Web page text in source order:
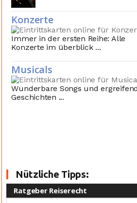
Konzerte
Immer in der ersten Reihe: Alle
Konzerte im überblick ...
Musicals
Wunderbare Songs und
Geschichten ...
Nützliche Tipps:
Ratgeber Reiserecht